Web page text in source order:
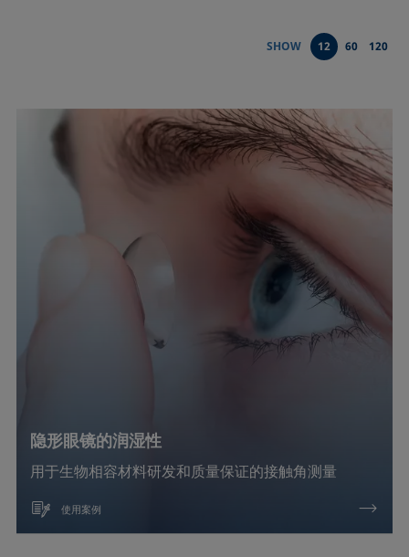
吸附、吸收
拒液性
材料加工
涂层涂料
润湿（浸润）
SHOW 12 60 120
隐形眼镜的润湿性
用于生物相容材料研发和质量保证的接触角测量
使用案例